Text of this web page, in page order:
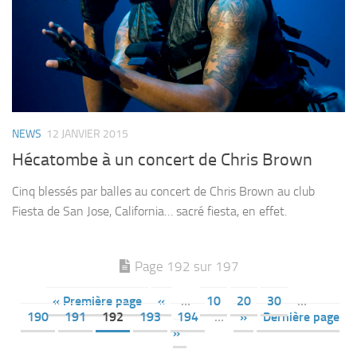
NEWS 12 JANVIER 2015
Hécatombe à un concert de Chris Brown
Cinq blessés par balles au concert de Chris Brown au club
Fiesta de San Jose, California… sacré fiesta, en effet.
Page 192 sur 197
« Première page « … 10 20 30
…
190
191 192 193 194 … »
Dernière page
»